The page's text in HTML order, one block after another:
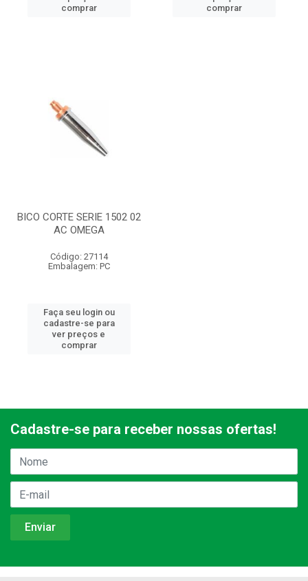
comprar
comprar
BICO CORTE SERIE 1502 02
AC OMEGA
Código: 27114
Embalagem: PC
Faça seu login ou
cadastre-se para
ver preços e
comprar
Cadastre-se para receber nossas ofertas!